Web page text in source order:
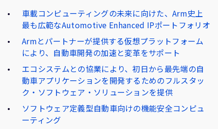
車載コンピューティングの未来に向けた、Arm史上
最も広範なAutomotive Enhanced IPポートフォリオ
Armとパートナーが提供する仮想プラットフォーム
により、自動車開発の加速と変革をサポート
エコシステムとの協業により、初日から最先端の自
動車アプリケーションを開発するためのフルスタッ
ク・ソフトウェア・ソリューションを提供
ソフトウェア定義型自動車向けの機能安全コンピュ
ーティング